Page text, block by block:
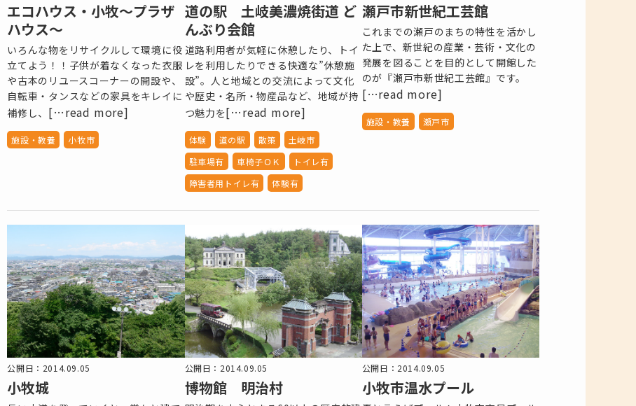
エコハウス・小牧～プラザ
ハウス～
いろんな物をリサイクルして環境に役
立てよう！！子供が着なくなった衣服
や古本のリユースコーナーの開設や、
自転車・タンスなどの家具をキレイに
補修し、 […read more]
施設・教養 小牧市
道の駅 土岐美濃焼街道 ど
んぶり会館
道路利用者が気軽に休憩したり、トイ
レを利用したりできる快適な”休憩施
設”。人と地域との交流によって文化
や歴史・名所・物産品など、地域が持
つ魅力を[…read more]
体験 道の駅 散策
土岐市
駐車場有
車椅子ＯＫ
トイレ有
障害者用トイレ有
体験有
瀬戸市新世紀工芸館
これまでの瀬戸のまちの特性を活かし
た上で、新世紀の産業・芸術・文化の
発展を図ることを目的として開館した
のが『瀬戸市新世紀工芸館』です。
[…read more]
施設・教養 瀬戸市
公開日：2014.09.05
小牧城
公開日：2014.09.05
博物館 明治村
公開日：2014.09.05
小牧市温水プール